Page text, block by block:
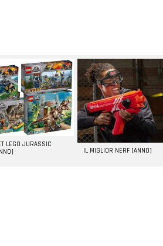
LEGO JURASSIC
IL MIGLIOR NERF [ANNO]